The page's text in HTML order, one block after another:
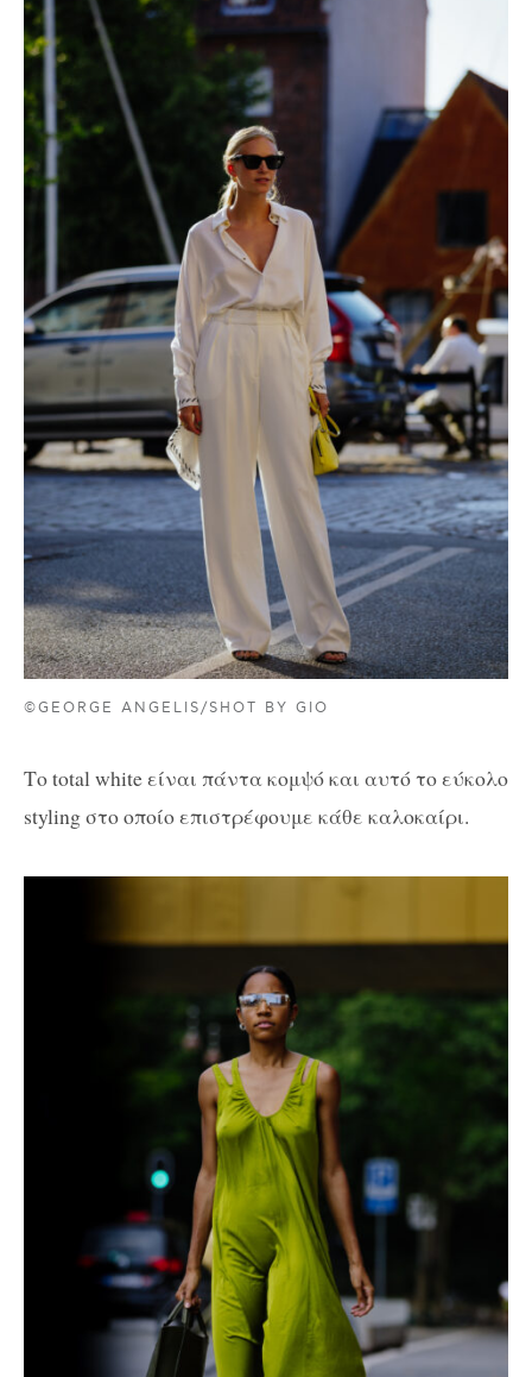
©GEORGE ANGELIS/SHOT BY GIO
Το total white είναι πάντα κομψό και αυτό το εύκολο
styling στο οποίο επιστρέφουμε κάθε καλοκαίρι.